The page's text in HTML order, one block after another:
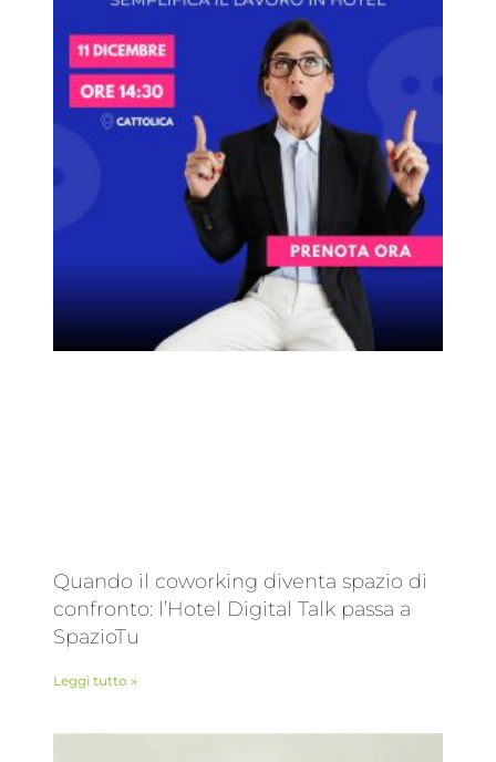
Quando il coworking diventa spazio di
confronto: l’Hotel Digital Talk passa a
SpazioTu
Leggi tutto »